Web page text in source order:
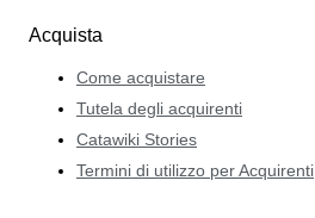
Acquista
Come acquistare
Tutela degli acquirenti
Catawiki Stories
Termini di utilizzo per Acquirenti